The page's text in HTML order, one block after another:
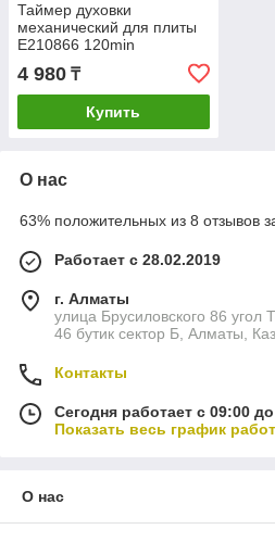
Таймер духовки
механический для плиты
E210866 120min
универсал
4 980 ₸
Купить
О нас
63% положительных из 8 отзывов
Работает с 28.02.2019
г. Алматы
улица Брусиловского 86 угол
46 бутик сектор Б, Алматы,
Контакты
Сегодня работает с 09:00
Показать весь график
О нас